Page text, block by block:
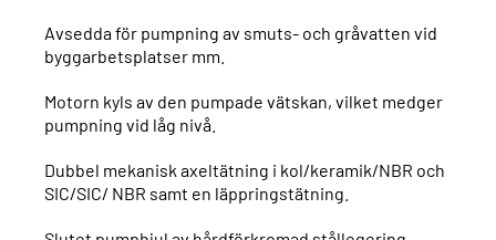
Avsedda för pumpning av smuts- och gråvatten vid
byggarbetsplatser mm.
Motorn kyls av den pumpade vätskan, vilket medger
pumpning vid låg nivå.
Dubbel mekanisk axeltätning i kol/keramik/NBR och
SIC/SIC/ NBR samt en läppringstätning.